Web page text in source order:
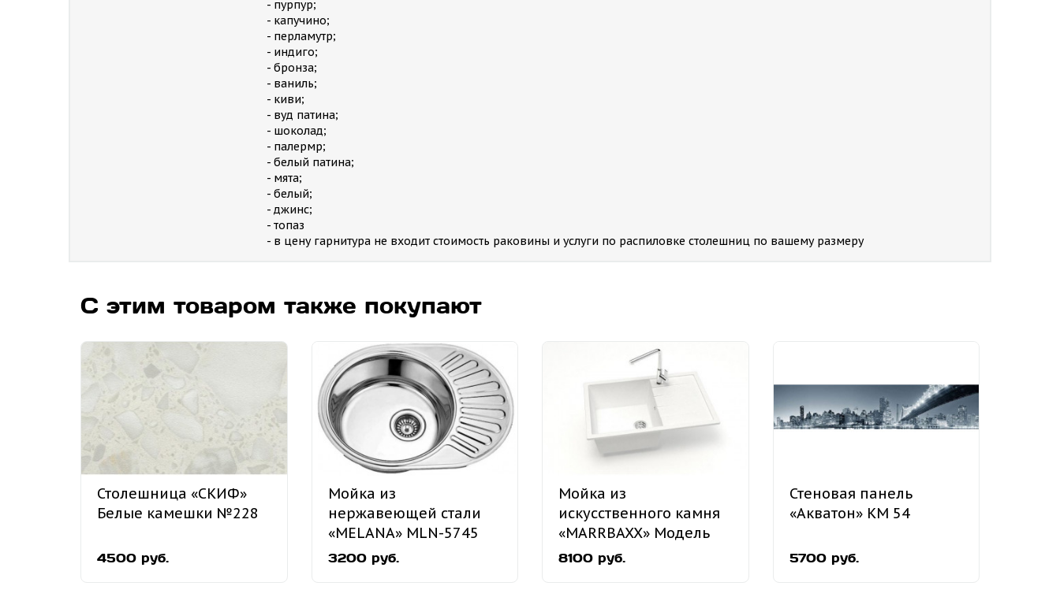
- пурпур;
- капучино;
- перламутр;
- индиго;
- бронза;
- ваниль;
- киви;
- вуд патина;
- шоколад;
- палермр;
- белый патина;
- мята;
- белый;
- джинс;
- топаз
- в цену гарнитура не входит стоимость раковины и услуги по распиловке столешниц по вашему размеру
С этим товаром также покупают
Столешница «СКИФ»
Белые камешки №228
4500 руб.
Мойка из
нержавеющей стали
«MELANA» MLN-5745
врезная
3200 руб.
Мойка из
искусственного камня
«MARRBAXX» Модель
161
8100 руб.
Стеновая панель
«Акватон» КМ 54
5700 руб.